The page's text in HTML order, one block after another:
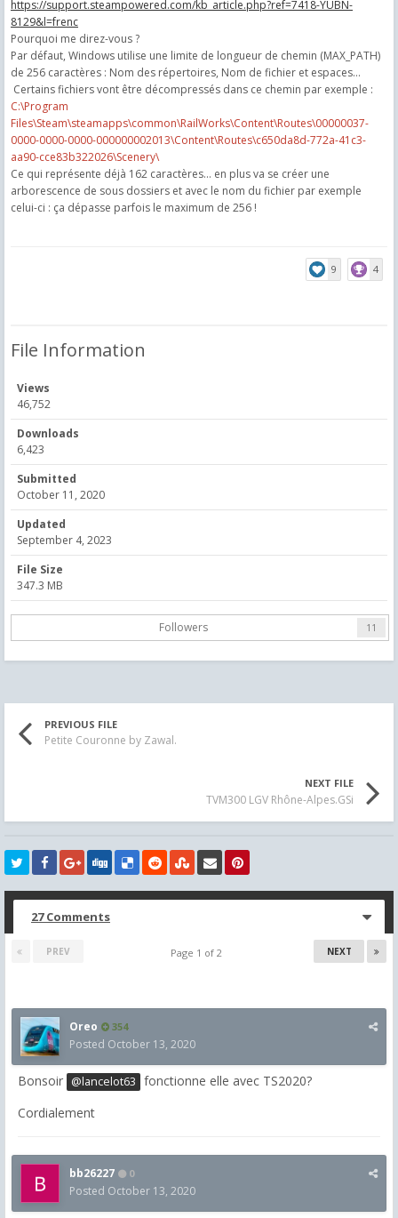
https://support.steampowered.com/kb_article.php?ref=7418-YUBN-
8129&l=frenc
Pourquoi me direz-vous ?
Par défaut, Windows utilise une limite de longueur de chemin (MAX_PATH)
de 256 caractères : Nom des répertoires, Nom de fichier et espaces…
Certains fichiers vont être décompressés dans ce chemin par exemple :
C:\Program
Files\Steam\steamapps\common\RailWorks\Content\Routes\00000037-
0000-0000-0000-000000002013\Content\Routes\c650da8d-772a-41c3-
aa90-cce83b322026\Scenery\
Ce qui représente déjà 162 caractères… en plus va se créer une
arborescence de sous dossiers et avec le nom du fichier par exemple
celui-ci : ça dépasse parfois le maximum de 256 !
9 4
File Information
Views
46,752
Downloads
6,423
Submitted
October 11, 2020
Updated
September 4, 2023
File Size
347.3 MB
Followers 11
PREVIOUS FILE
Petite Couronne by Zawal.
NEXT FILE
TVM300 LGV Rhône-Alpes.GSi
27 Comments
PREV NEXT
Page 1 of 2
Oreo 354
Posted October 13, 2020
Bonsoir @lancelot63 fonctionne elle avec TS2020?
Cordialement
bb26227 0
Posted October 13, 2020